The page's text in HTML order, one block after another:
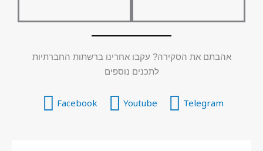
אהבתם את הסקירה? עקבו אחרינו ברשתות החברתיות
לתכנים נוספים
Telegram
Youtube
Facebook